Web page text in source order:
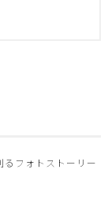
るフォトストーリー